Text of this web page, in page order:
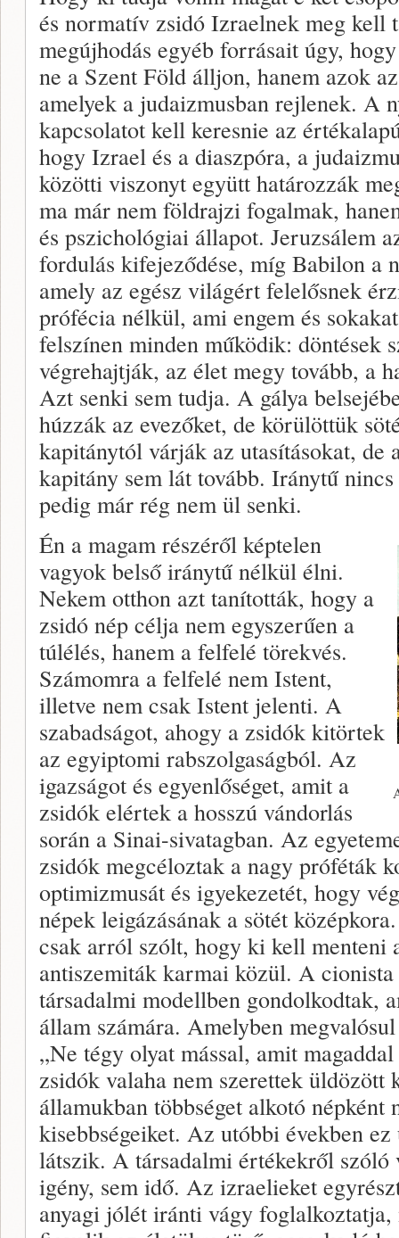
és normatív zsidó Izraelnek meg kell
megújhodás egyéb forrásait úgy,
ne a Szent Föld álljon, hanem azok
amelyek a judaizmusban rejlenek. A
kapcsolatot kell keresnie az
hogy Izrael és a diaszpóra, a
közötti viszonyt együtt határozzák
ma már nem földrajzi fogalmak,
és pszichológiai állapot. Jeruzsálem
fordulás kifejeződése, míg Babilon a
amely az egész világért felelősnek
prófécia nélkül, ami engem és
felszínen minden működik: döntések
végrehajtják, az élet megy tovább, a
Azt senki sem tudja. A gálya
húzzák az evezőket, de körülöttük
kapitánytól várják az utasításokat, de
kapitány sem lát tovább. Iránytű
pedig már rég nem ül senki.
Én a magam részéről képtelen
vagyok belső iránytű nélkül élni.
Nekem otthon azt tanították, hogy a
zsidó nép célja nem egyszerűen a
túlélés, hanem a felfelé törekvés.
Számomra a felfelé nem Istent,
illetve nem csak Istent jelenti. A
szabadságot, ahogy a zsidók kitörtek
az egyiptomi rabszolgaságból. Az
igazságot és egyenlőséget, amit a
zsidók elértek a hosszú vándorlás
során a Sinai-sivatagban. Az
zsidók megcéloztak a nagy próféták
optimizmusát és igyekezetét, hogy
népek leigázásának a sötét
csak arról szólt, hogy ki kell menteni
antiszemiták karmai közül. A
társadalmi modellben gondolkodtak,
állam számára. Amelyben
„Ne tégy olyat mással, amit
zsidók valaha nem szerettek üldözött
államukban többséget alkotó népként
kisebbségeiket. Az utóbbi években
látszik. A társadalmi értékekről szóló
igény, sem idő. Az izraelieket
anyagi jólét iránti vágy foglalkoztatja,